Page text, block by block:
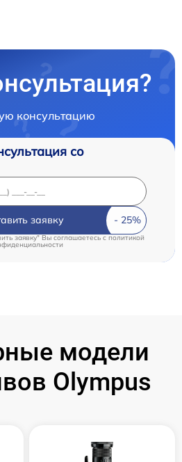
консультацию
со
заявку
заявку" Вы соглашаетесь c политикой
модели
Olympus